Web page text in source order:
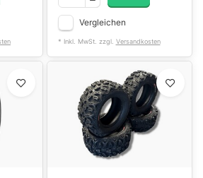
Vergleichen
* Inkl. MwSt. zzgl. Versandkosten